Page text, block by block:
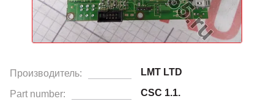
Производитель: LMT LTD
Part number: CSC 1.1.